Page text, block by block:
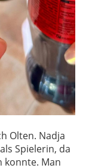
Olten. Nadja
Spielerin, da
konnte. Man